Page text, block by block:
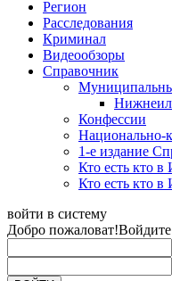
Регион
Расследования
Криминал
Видеообзоры
Справочник
Конфессии
Национально-
1-е издание
Кто есть кто
Кто есть кто
войти в систему
Добро пожаловат!Войдите